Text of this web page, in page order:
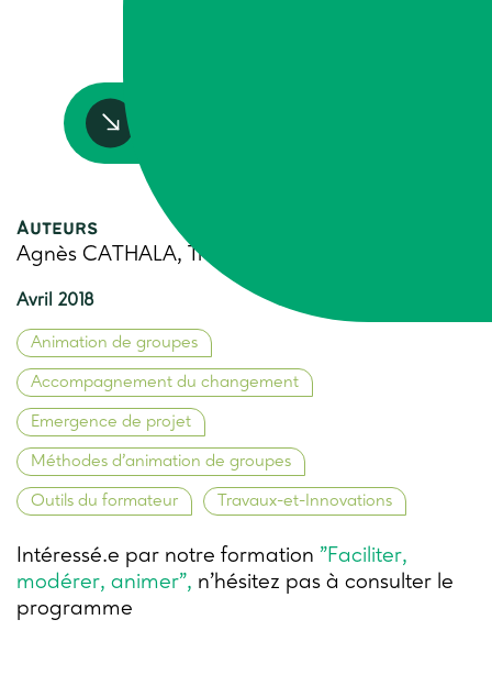
Auteurs
Agnès CATHALA, Trame
Avril 2018
Animation de groupes
Accompagnement du changement
Emergence de projet
Méthodes d’animation de groupes
Outils du formateur Travaux-et-Innovations
Intéressé.e par notre formation "Faciliter,
modérer, animer", n'hésitez pas à consulter le
programme